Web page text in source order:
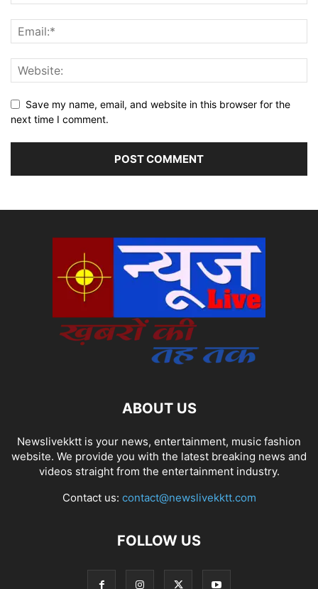
Save my name, email, and website in this browser for the
next time I comment.
ABOUT US
Newslivekktt is your news, entertainment, music fashion
website. We provide you with the latest breaking news and
videos straight from the entertainment industry.
Contact us: contact@newslivekktt.com
FOLLOW US